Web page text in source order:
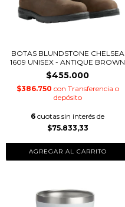
BOTAS BLUNDSTONE CHELSEA
1609 UNISEX - ANTIQUE BROWN
$455.000
$386.750 con Transferencia o
depósito
6 cuotas sin interés de
$75.833,33
AGREGAR AL CARRITO